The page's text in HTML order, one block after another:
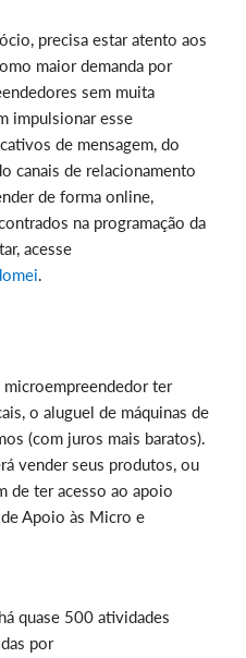
precisa estar atento aos
maior demanda por
sem muita
impulsionar esse
de mensagem, do
canais de relacionamento
de forma online,
na programação da
acesse
.
ter
o aluguel de máquinas de
(com juros mais baratos).
vender seus produtos, ou
de ter acesso ao apoio
Apoio às Micro e
quase 500 atividades
por